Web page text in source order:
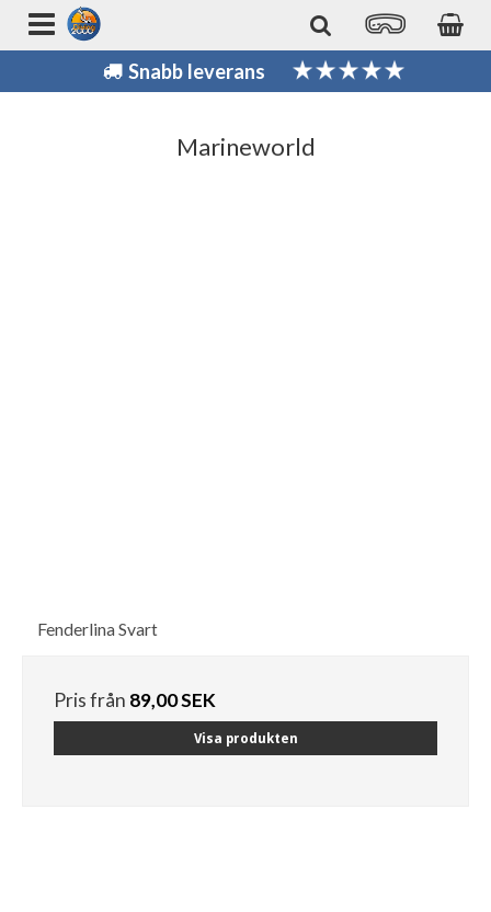
Snabb leverans
Marineworld
Fenderlina Svart
Pris från 89,00 SEK
Visa produkten